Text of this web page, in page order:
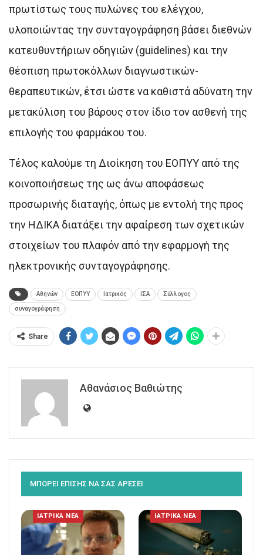
πρωτίστως τους πυλώνες του ελέγχου,
υλοποιώντας την συνταγογράφηση βάσει διεθνών
κατευθυντήριων οδηγιών (guidelines) και την
θέσπιση πρωτοκόλλων διαγνωστικών-
θεραπευτικών, έτσι ώστε να καθιστά αδύνατη την
μετακύλιση του βάρους στον ίδιο τον ασθενή της
επιλογής του φαρμάκου του.
Τέλος καλούμε τη Διοίκηση του ΕΟΠΥΥ από της
κοινοποιήσεως της ως άνω αποφάσεως
προσωρινής διαταγής, όπως με εντολή της προς
την ΗΔΙΚΑ διατάξει την αφαίρεση των σχετικών
στοιχείων του πλαφόν από την εφαρμογή της
ηλεκτρονικής συνταγογράφησης.
Αθηνών ΕΟΠΥΥ Ιατρικός ΙΣΑ Σύλλογος
συναγογράφηση
Share
Αθανάσιος Βαθιώτης
ΜΠΟΡΕΙ ΕΠΙΣΗΣ ΝΑ ΣΑΣ ΑΡΕΣΕΙ
ΙΑΤΡΙΚΑ ΝΕΑ ΙΑΤΡΙΚΑ ΝΕΑ